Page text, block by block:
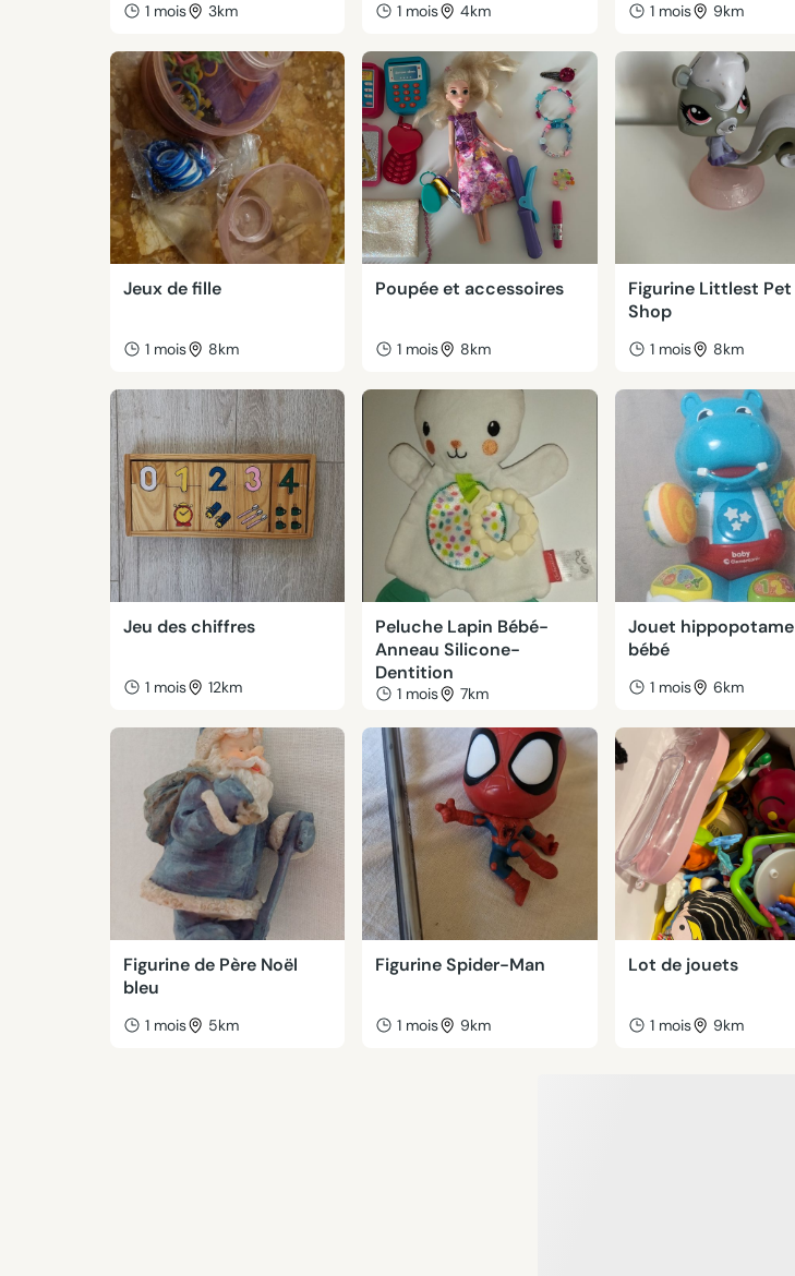
1 mois 3km 1 mois 4km 1 mois 9km
Jeux de fille
1 mois 8km
Poupée et accessoires
1 mois 8km
Figurine Littlest Pet
Shop
1 mois 8km
Jeu des chiffres
1 mois 12km
Peluche Lapin Bébé-
Anneau Silicone-
Dentition
1 mois 7km
Jouet hippopotame
bébé
1 mois 6km
Figurine de Père Noël
bleu
1 mois 5km
Figurine Spider-Man
1 mois 9km
Lot de jouets
1 mois 9km